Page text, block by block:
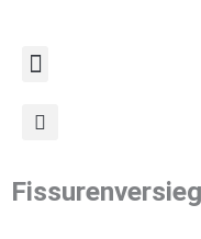
springen